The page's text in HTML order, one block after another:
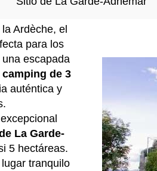
Ardèche, el
para los
una escapada
camping de 3
auténtica y
La Garde-
5 hectáreas.
tranquilo